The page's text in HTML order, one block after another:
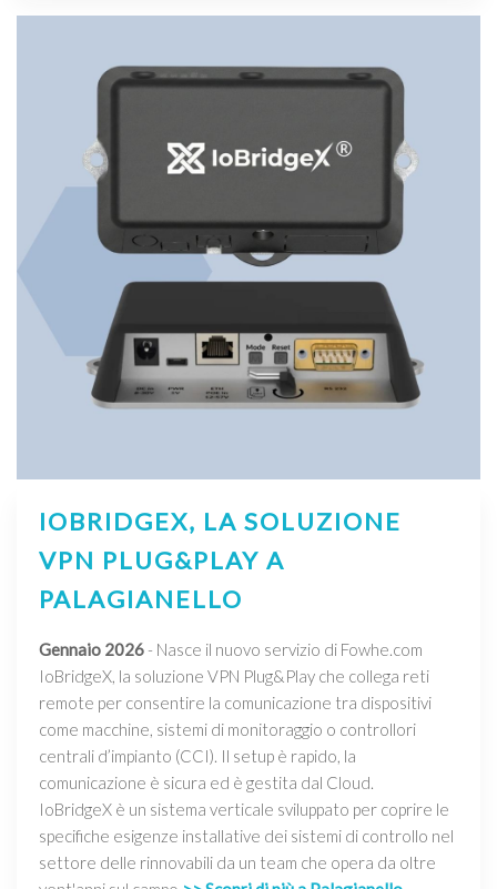
IOBRIDGEX, LA SOLUZIONE
VPN PLUG&PLAY A
PALAGIANELLO
Gennaio 2026- Nasce il nuovo servizio di Fowhe.com
IoBridgeX, la soluzione VPN Plug&Play che collega reti
remote per consentire la comunicazione tra dispositivi
come macchine, sistemi di monitoraggio o controllori
centrali d’impianto (CCI). Il setup è rapido, la
comunicazione è sicura ed è gestita dal Cloud.
IoBridgeX è un sistema verticale sviluppato per coprire le
specifiche esigenze installative dei sistemi di controllo nel
settore delle rinnovabili da un team che opera da oltre